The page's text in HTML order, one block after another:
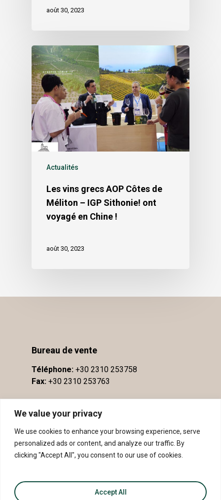
We value your privacy
We use cookies to enhance your browsing experience, serve
personalized ads or content, and analyze our traffic. By
clicking "Accept All", you consent to our use of cookies.
Accept All
août 30, 2023
Actualités
Les vins grecs AOP Côtes de
Méliton – IGP Sithonie! ont
voyagé en Chine !
août 30, 2023
Bureau de vente
Téléphone: +30 2310 253758
Fax: +30 2310 253763